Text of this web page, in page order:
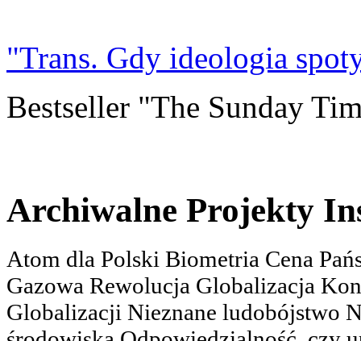
"Trans. Gdy ideologia
Bestseller "The Sunday
Archiwalne Projekty
Atom dla Polski Biometria Cena
Gazowa Rewolucja Globalizacja
Globalizacji Nieznane ludobójstwo